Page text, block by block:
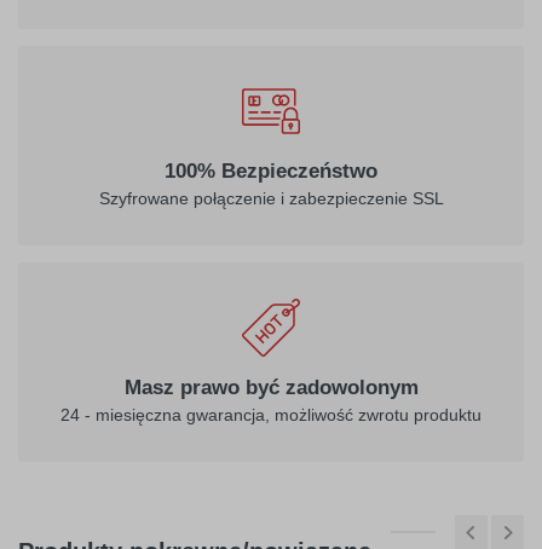
czerwony
pomarańczowy
ciemny
fioletowy
różowy
100% Bezpieczeństwo
Szyfrowane połączenie i zabezpieczenie SSL
Masz prawo być zadowolonym
24 - miesięczna gwarancja, możliwość zwrotu produktu